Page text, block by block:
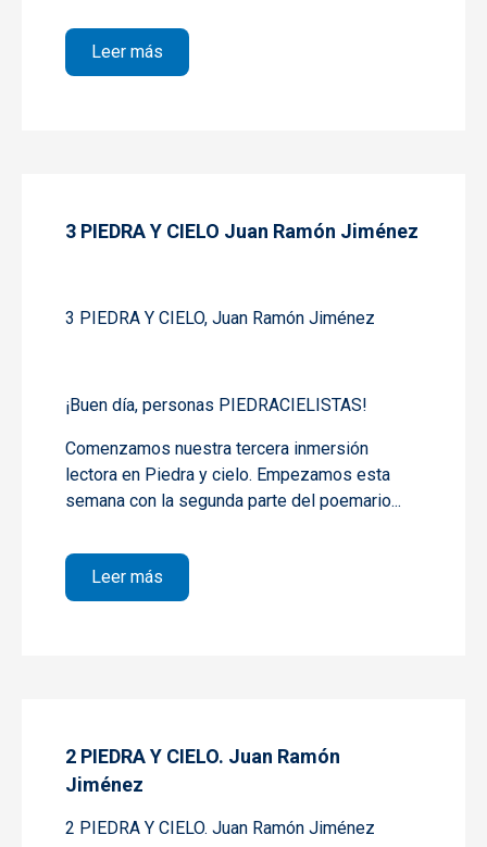
Leer más
3 PIEDRA Y CIELO Juan Ramón Jiménez
3 PIEDRA Y CIELO, Juan Ramón Jiménez
¡Buen día, personas PIEDRACIELISTAS!
Comenzamos nuestra tercera inmersión
lectora en Piedra y cielo. Empezamos esta
semana con la segunda parte del poemario...
Leer más
2 PIEDRA Y CIELO. Juan Ramón
Jiménez
2 PIEDRA Y CIELO. Juan Ramón Jiménez